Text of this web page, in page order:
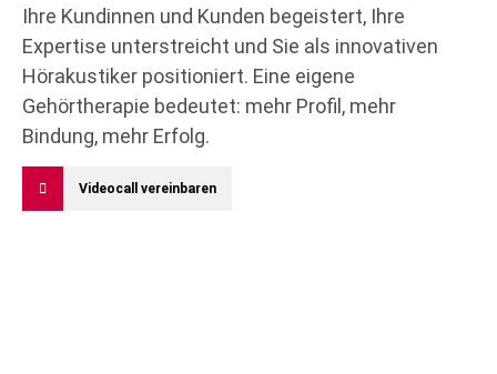
Ihre Kundinnen und Kunden begeistert, Ihre
Expertise unterstreicht und Sie als innovativen
Hörakustiker positioniert. Eine eigene
Gehörtherapie bedeutet: mehr Profil, mehr
Bindung, mehr Erfolg.
Videocall vereinbaren